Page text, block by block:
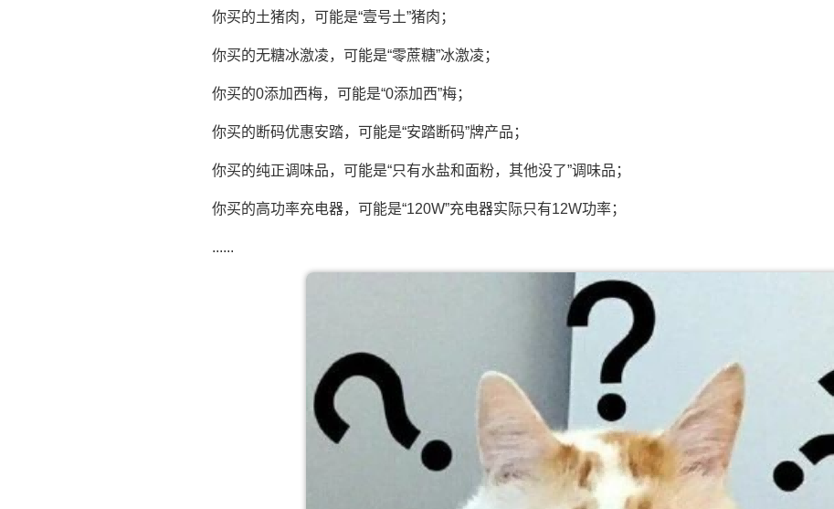
你买的土猪肉，可能是“壹号土”猪肉；
你买的无糖冰激凌，可能是“零蔗糖”冰激凌；
你买的0添加西梅，可能是“0添加西”梅；
你买的断码优惠安踏，可能是“安踏断码”牌产品；
你买的纯正调味品，可能是“只有水盐和面粉，其他没了”调味品；
你买的高功率充电器，可能是“120W”充电器实际只有12W功率；
......